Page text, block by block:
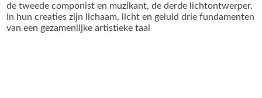
de tweede componist en muzikant, de derde lichtontwerper.
In hun creaties zijn lichaam, licht en geluid drie fundamenten
van een gezamenlijke artistieke taal